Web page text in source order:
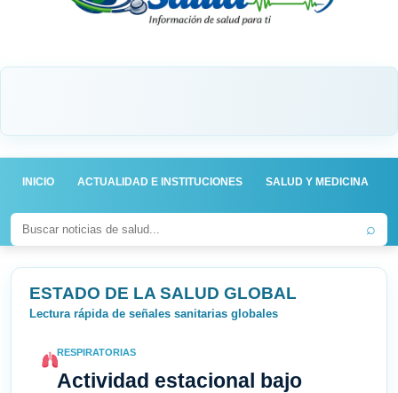
INICIO ACTUALIDAD E INSTITUCIONES SALUD Y MEDICINA
⌕
ESTADO DE LA SALUD GLOBAL
Lectura rápida de señales sanitarias globales
RESPIRATORIAS
Actividad estacional bajo